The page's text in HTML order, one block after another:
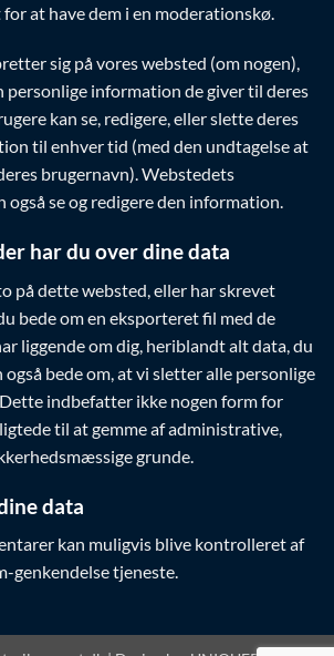
at have dem i en moderationskø.
sig på vores websted (om nogen),
personlige information de giver til deres
kan se, redigere, eller slette deres
til enhver tid (med den undtagelse at
brugernavn). Webstedets
se og redigere den information.
har du over dine data
på dette websted, eller har skrevet
bede om en eksporteret fil med de
liggende om dig, heriblandt alt data, du
også bede om, at vi sletter alle personlige
indbefatter ikke nogen form for
til at gemme af administrative,
grunde.
data
kan muligvis blive kontrolleret af
genkendelse tjeneste.